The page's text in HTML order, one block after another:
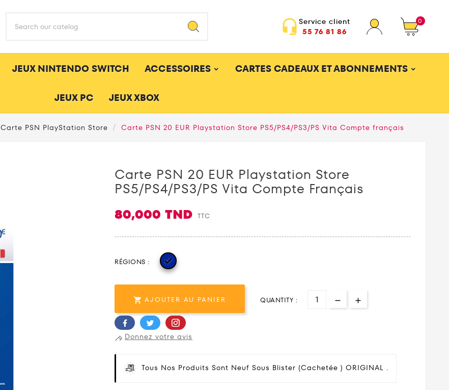
headset_micService client
55 76 81 86
0
JEUX NINTENDO SWITCH ACCESSOIRES CARTES CADEAUX ET ABONNEMENTS
JEUX PC JEUX XBOX
Carte PSN PlayStation Store Carte PSN 20 EUR Playstation Store PS5/PS4/PS3/PS Vita Compte français
Carte PSN 20 EUR Playstation Store
PS5/PS4/PS3/PS Vita Compte Français
80,000 TND TTC
RÉGIONS : 
 AJOUTER AU PANIER QUANTITY :
Donnez votre avis
Tous Nos Produits Sont Neuf Sous Blister (cachetée ) ORIGINAL .